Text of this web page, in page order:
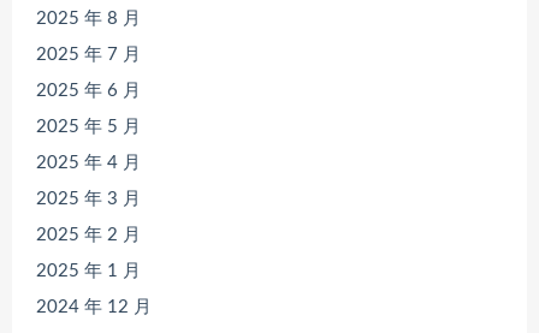
2025 年 8 月
2025 年 7 月
2025 年 6 月
2025 年 5 月
2025 年 4 月
2025 年 3 月
2025 年 2 月
2025 年 1 月
2024 年 12 月